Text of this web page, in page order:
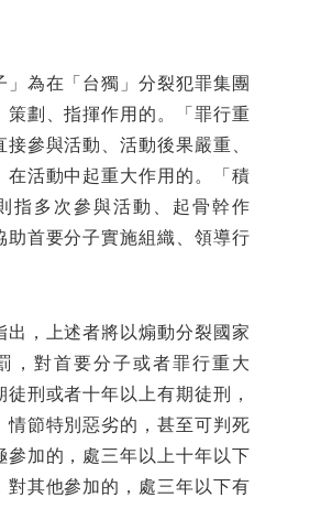
」為在「台獨」分裂犯罪集團
策劃、指揮作用的。「罪行重
接參與活動、活動後果嚴重、
在活動中起重大作用的。「積
指多次參與活動、起骨幹作
助首要分子實施組織、領導行
出，上述者將以煽動分裂國家
，對首要分子或者罪行重大
徒刑或者十年以上有期徒刑，
情節特別惡劣的，甚至可判死
參加的，處三年以上十年以下
對其他參加的，處三年以下有